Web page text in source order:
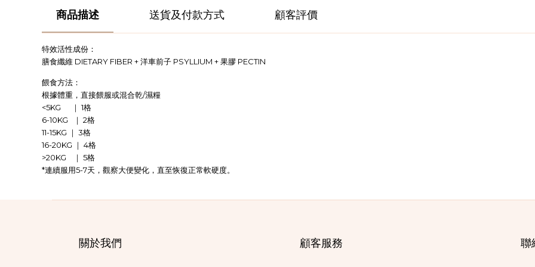
商品描述 送貨及付款方式 顧客評價
特效活性成份：
膳食纖維 DIETARY FIBER + 洋車前子 PSYLLIUM + 果膠 PECTIN
餵食方法：
根據體重，直接餵服或混合乾/濕糧
<5KG ｜ 1格
6-10KG ｜ 2格
11-15KG ｜ 3格
16-20KG ｜ 4格
>20KG ｜ 5格
*連續服用5-7天，觀察大便變化，直至恢復正常軟硬度。
關於我們 顧客服務 聯